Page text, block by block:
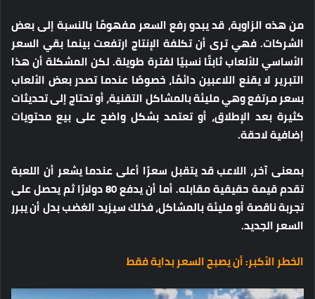
من هذه الزاوية، قد يبدو رفع السعر مفهومًا بالنسبة إلى بعض
الشركات. فهي ترى أن تكلفة الإنتاج ارتفعت بينما بقي السعر
الأساسي للألعاب ثابتًا نسبيًا لفترة طويلة. لكن المشكلة أن هذا
التبرير لا يقنع اللاعبين دائمًا، خصوصًا عندما تصدر بعض الألعاب
بسعر مرتفع وهي مليئة بالمشاكل التقنية، أو تحتاج إلى تحديثات
كثيرة بعد الإطلاق، أو تعتمد بشكل واضح على بيع محتويات
إضافية لاحقة.
بمعنى آخر، اللاعب قد يتقبل سعرًا أعلى عندما يشعر أن اللعبة
تقدم قيمة حقيقية مقابله. أما أن يدفع 80 دولارًا ثم يحصل على
تجربة ناقصة أو مليئة بالمشاكل، فذلك سيزيد الغضب بدل أن يبرر
السعر الجديد.
الخطر الأكبر: أن يصبح السعر بداية فقط